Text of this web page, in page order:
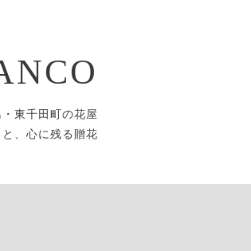
・東千田町の花屋
、心に残る贈花